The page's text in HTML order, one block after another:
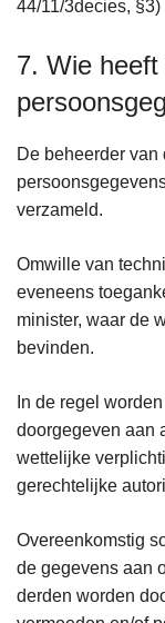
44/11/3decies, §3)
7. Wie
De beheerder
verzameld.
Omwille van
eveneens
minister, waar de
bevinden.
In de regel
doorgegeven aan
wettelijke
gerechtelijke
Overeenkomstig
de gegevens aan
derden worden